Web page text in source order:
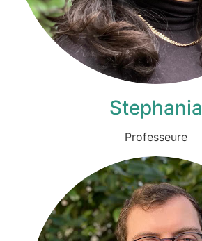
Stephania
Professeure